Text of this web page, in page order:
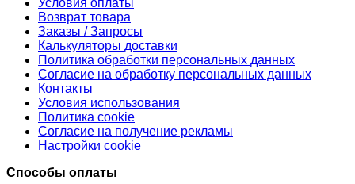
Условия оплаты
Возврат товара
Заказы / Запросы
Калькуляторы доставки
Политика обработки персональных данных
Согласие на обработку персональных данных
Контакты
Условия использования
Политика cookie
Согласие на получение рекламы
Настройки cookie
Способы оплаты